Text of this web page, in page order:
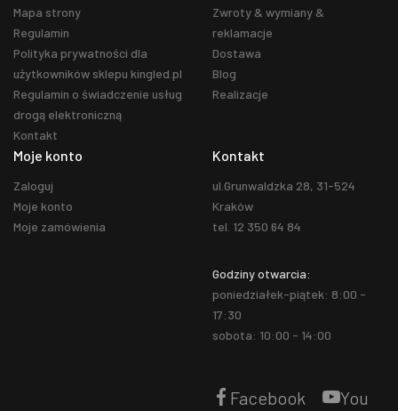
Mapa strony
Regulamin
Polityka prywatności dla
użytkowników sklepu kingled.pl
Regulamin o świadczenie usług
drogą elektroniczną
Kontakt
Zwroty & wymiany &
reklamacje
Dostawa
Blog
Realizacje
Moje konto
Zaloguj
Moje konto
Moje zamówienia
Kontakt
ul.Grunwaldzka 28, 31-524
Kraków
tel. 12 350 64 84
Godziny otwarcia:
poniedziałek-piątek: 8:00 -
17:30
sobota: 10:00 - 14:00
Facebook You